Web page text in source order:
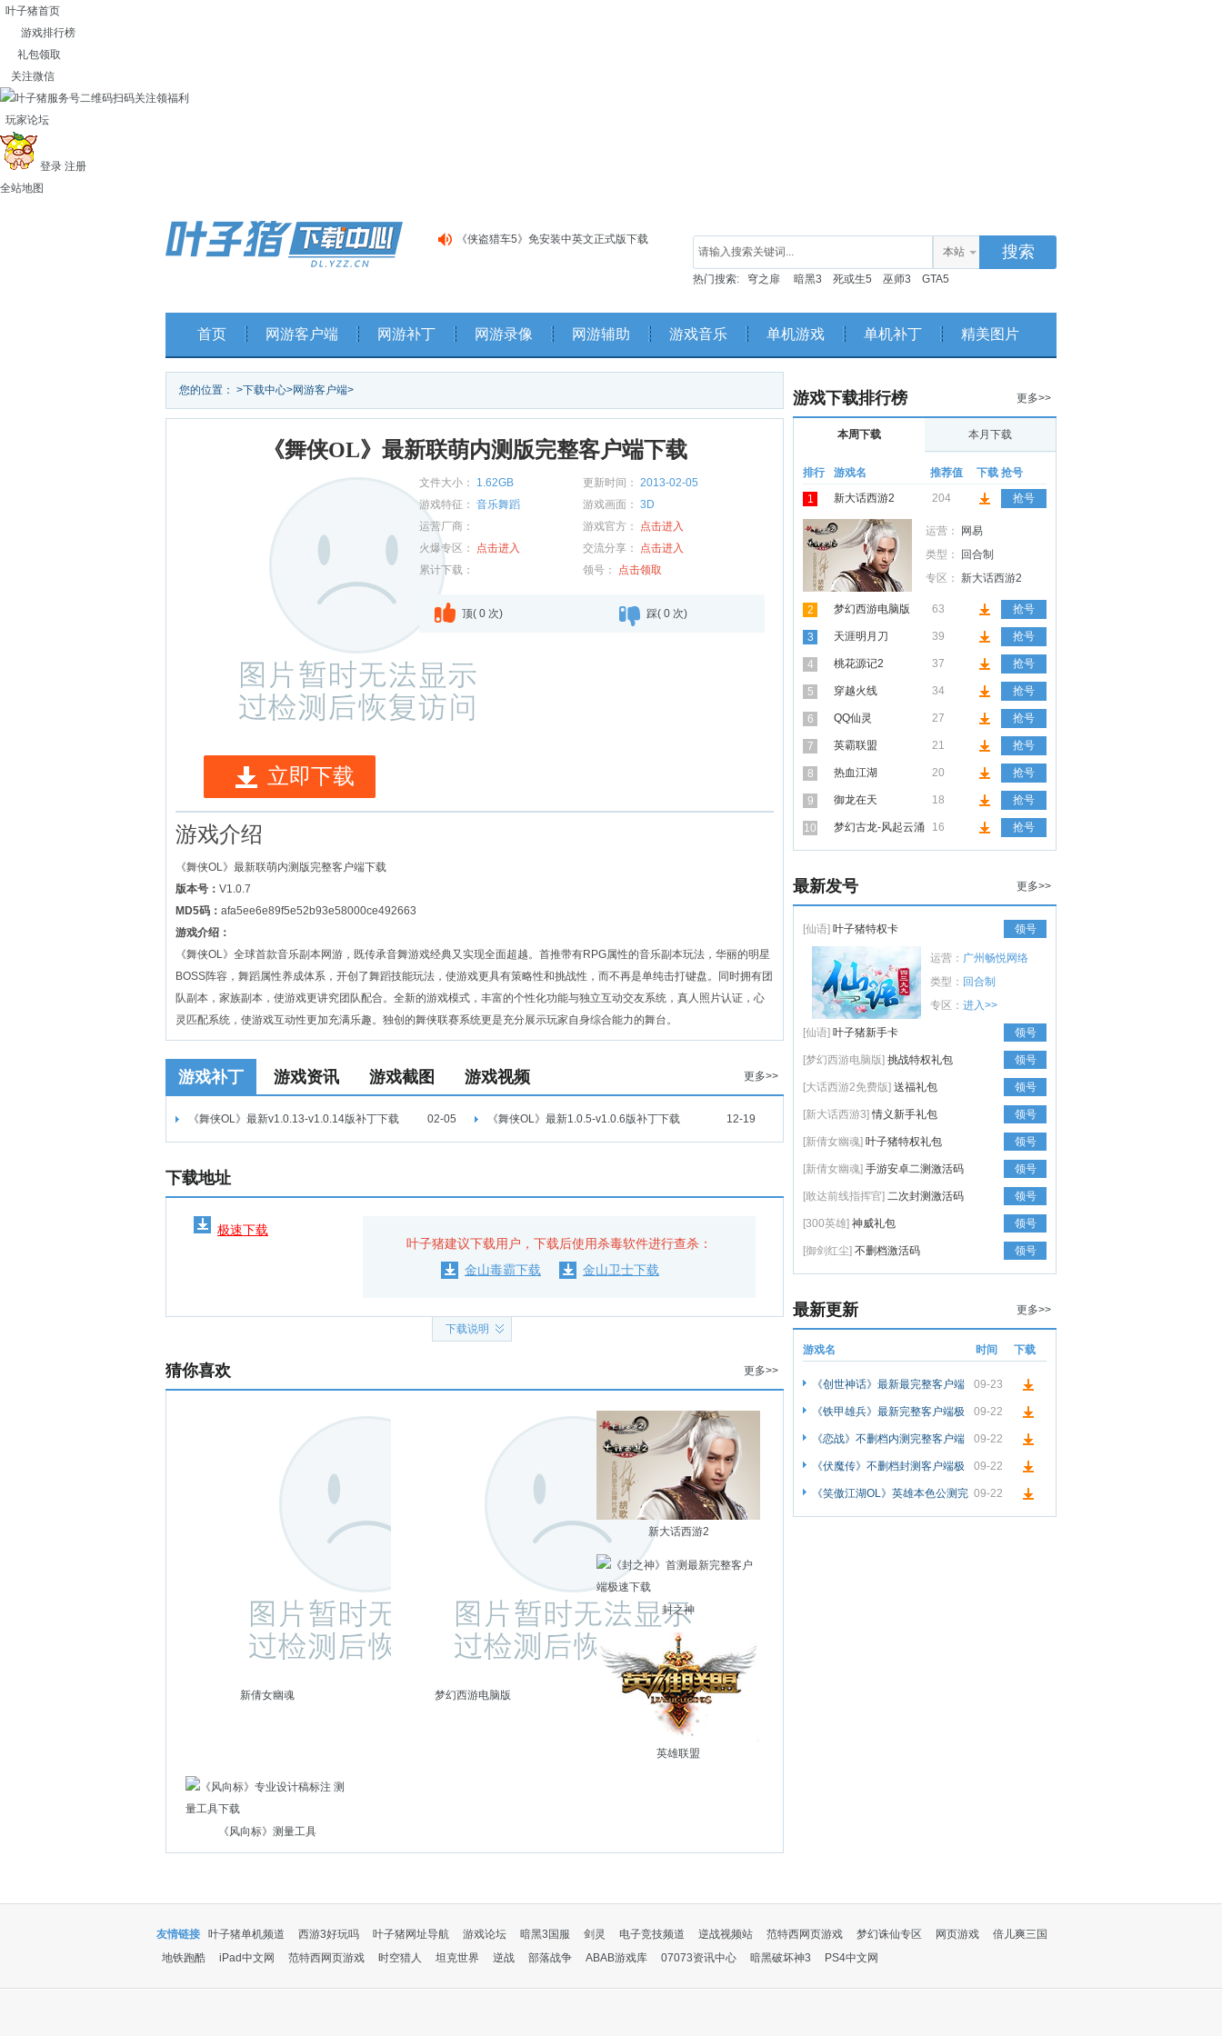
叶子猪首页
游戏排行榜
礼包领取
关注微信
扫码关注领福利
玩家论坛
登录 注册
全站地图
《侠盗猎车5》免安装中英文正式版下载
本站
热门搜索: 穹之扉 暗黑3 死或生5 巫师3 GTA5
首页 网游客户端 网游补丁 网游录像 网游辅助 游戏音乐 单机游戏 单机补丁 精美图片
您的位置： >下载中心>网游客户端>
《舞侠OL》最新联萌内测版完整客户端下载
立即下载
文件大小： 1.62GB 更新时间： 2013-02-05
游戏特征： 音乐舞蹈 游戏画面： 3D
运营厂商：
游戏官方： 点击进入
火爆专区： 点击进入 交流分享： 点击进入
累计下载：
领号： 点击领取
顶( 0 次) 踩( 0 次)
游戏介绍
《舞侠OL》最新联萌内测版完整客户端下载
版本号： V1.0.7
MD5码： afa5ee6e89f5e52b93e58000ce492663
游戏介绍：
《舞侠OL》全球首款音乐副本网游，既传承音舞游戏经典又实现全面超越。首推带有RPG属性的音乐副本玩法，华丽的明星
BOSS阵容，舞蹈属性养成体系，开创了舞蹈技能玩法，使游戏更具有策略性和挑战性，而不再是单纯击打键盘。同时拥有团
队副本，家族副本，使游戏更讲究团队配合。全新的游戏模式，丰富的个性化功能与独立互动交友系统，真人照片认证，心
灵匹配系统，使游戏互动性更加充满乐趣。独创的舞侠联赛系统更是充分展示玩家自身综合能力的舞台。
更多>>
游戏补丁 游戏资讯 游戏截图 游戏视频
02-05
《舞侠OL》最新v1.0.13-v1.0.14版补丁下载 12-19
《舞侠OL》最新1.0.5-v1.0.6版补丁下载
下载地址
极速下载
叶子猪建议下载用户，下载后使用杀毒软件进行查杀：
金山毒霸下载
金山卫士下载
下载说明
更多>>
猜你喜欢
新倩女幽魂 梦幻西游电脑版
新大话西游2
封之神
英雄联盟
《风向标》测量工具
更多>>
游戏下载排行榜
本周下载 本月下载
排行 游戏名 推荐值 下载 抢号
1 新大话西游2 204 抢号
运营：
网易
类型：
回合制
专区： 新大话西游2
2 梦幻西游电脑版 63 抢号
3 天涯明月刀 39 抢号
4 桃花源记2 37 抢号
5 穿越火线 34 抢号
6 QQ仙灵 27 抢号
7 英霸联盟 21 抢号
8 热血江湖 20 抢号
9 御龙在天 18 抢号
10 梦幻古龙-风起云涌 16 抢号
更多>>
最新发号
领号
[仙语] 叶子猪特权卡
运营： 广州畅悦网络
类型： 回合制
专区： 进入>>
领号
[仙语] 叶子猪新手卡
领号
[梦幻西游电脑版] 挑战特权礼包
领号
[大话西游2免费版] 送福礼包
领号
[新大话西游3] 情义新手礼包
领号
[新倩女幽魂] 叶子猪特权礼包
领号
[新倩女幽魂] 手游安卓二测激活码
领号
[敢达前线指挥官] 二次封测激活码
领号
[300英雄] 神威礼包
领号
[御剑红尘] 不删档激活码
更多>>
最新更新
游戏名 时间 下载
《创世神话》最新最完整客户端
极速下载
09-23
《铁甲雄兵》最新完整客户端极
速下载
09-22
《恋战》不删档内测完整客户端
极速下载
09-22
《伏魔传》不删档封测客户端极
速下载
09-22
《笑傲江湖OL》英雄本色公测完
整客户端下载
09-22
友情链接 叶子猪单机频道 西游3好玩吗 叶子猪网址导航 游戏论坛 暗黑3国服 剑灵 电子竞技频道 逆战视频站 范特西网页游戏 梦幻诛仙专区 网页游戏
倍儿爽三国
地铁跑酷
iPad中文网 范特西网页游戏 时空猎人 坦克世界 逆战 部落战争 ABAB游戏库 07073资讯中心 暗黑破坏神3 PS4中文网